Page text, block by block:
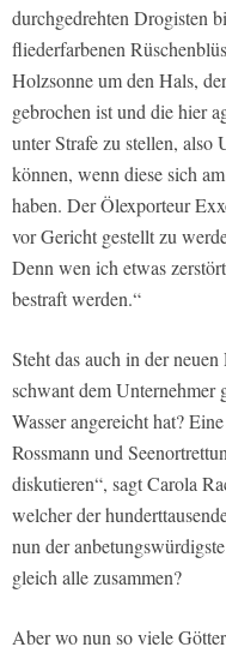
durchgedrehten Drogisten
fliederfarbenen
Holzsonne um den Hals,
gebrochen ist und die hier
unter Strafe zu stellen, also
können, wenn diese sich
haben. Der Ölexporteur
vor Gericht gestellt zu
Denn wen ich etwas
bestraft werden.“
Steht das auch in der
schwant dem Unternehmer
Wasser angereicht hat?
Rossmann und
diskutieren“, sagt Carola
welcher der
nun der
gleich alle zusammen?
Aber wo nun so viele